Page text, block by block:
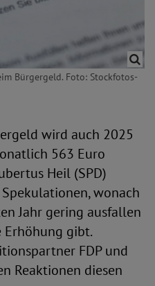
Bürgergeld. Foto: Stockfotos-
wird auch 2025
563 Euro
Heil (SPD)
wonach
Jahr gering ausfallen
Erhöhung gibt.
FDP und
Reaktionen diesen